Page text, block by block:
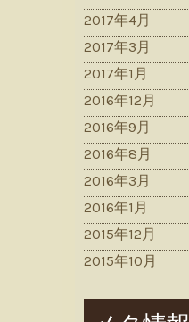
2017年4月
2017年3月
2017年1月
2016年12月
2016年9月
2016年8月
2016年3月
2016年1月
2015年12月
2015年10月